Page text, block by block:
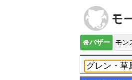
バザー モン